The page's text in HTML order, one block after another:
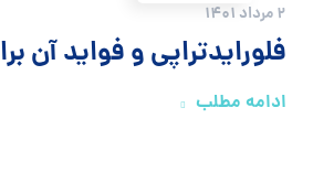
2 مرداد 1401
فلورایدتراپی و فواید آن
ادامه مطلب